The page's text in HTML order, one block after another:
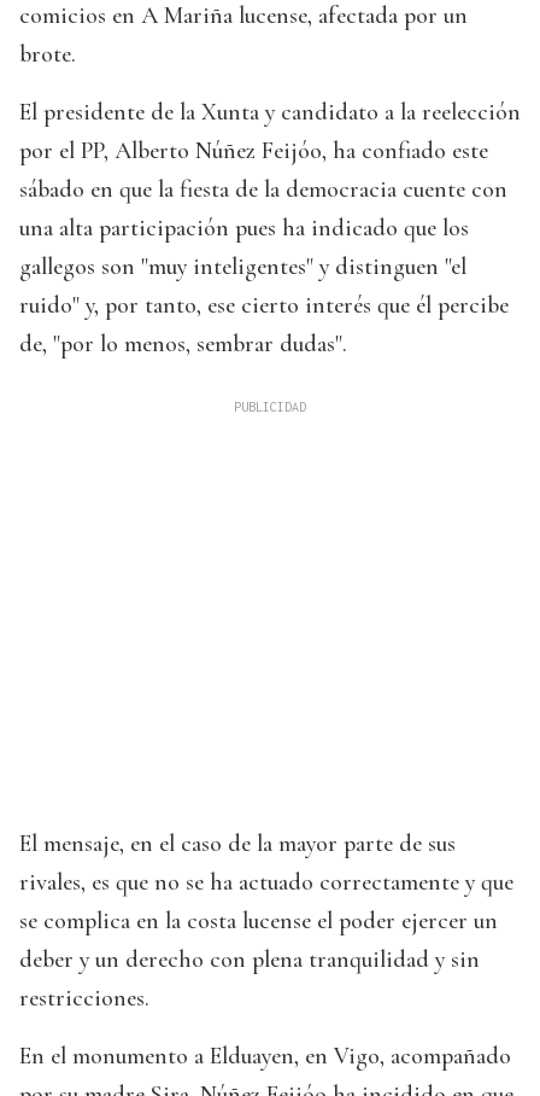
comicios en A Mariña lucense, afectada por un
brote.
El presidente de la Xunta y candidato a la reelección
por el PP, Alberto Núñez Feijóo, ha confiado este
sábado en que la fiesta de la democracia cuente con
una alta participación pues ha indicado que los
gallegos son "muy inteligentes" y distinguen "el
ruido" y, por tanto, ese cierto interés que él percibe
de, "por lo menos, sembrar dudas".
El mensaje, en el caso de la mayor parte de sus
rivales, es que no se ha actuado correctamente y que
se complica en la costa lucense el poder ejercer un
deber y un derecho con plena tranquilidad y sin
restricciones.
En el monumento a Elduayen, en Vigo, acompañado